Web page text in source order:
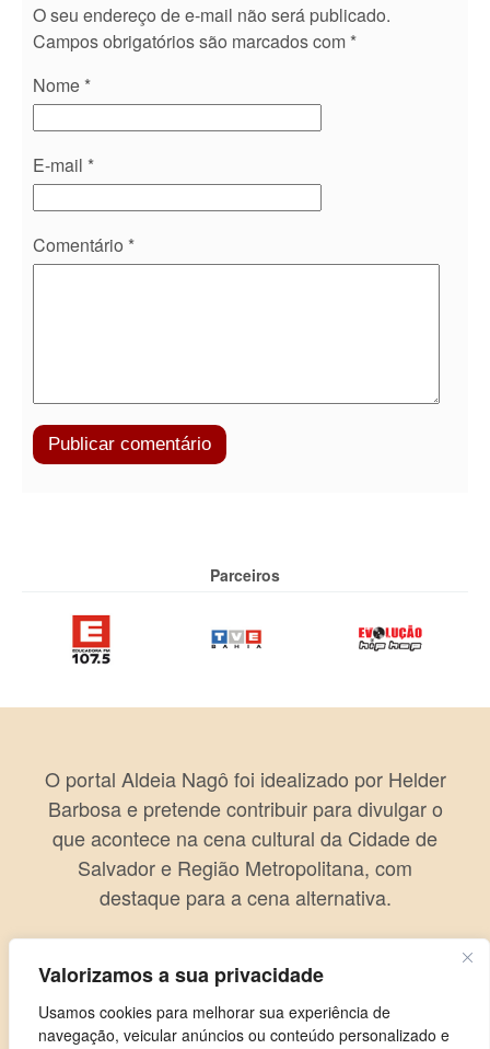
Valorizamos a sua privacidade
Usamos cookies para melhorar sua experiência de
navegação, veicular anúncios ou conteúdo personalizado e
O seu endereço de e-mail não será publicado.
Campos obrigatórios são marcados com *
Nome *
E-mail *
Comentário *
Parceiros
O portal Aldeia Nagô foi idealizado por Helder
Barbosa e pretende contribuir para divulgar o
que acontece na cena cultural da Cidade de
Salvador e Região Metropolitana, com
destaque para a cena alternativa.